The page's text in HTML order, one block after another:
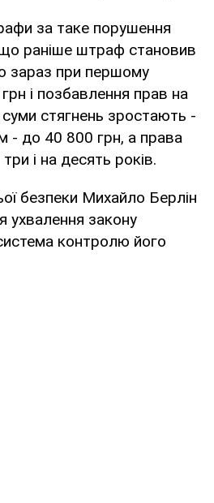
за таке порушення
раніше штраф становив
зараз при першому
і позбавлення прав на
стягнень зростають -
- до 40 800 грн, а права
і на десять років.
безпеки Михайло Берлін
ухвалення закону
контролю його